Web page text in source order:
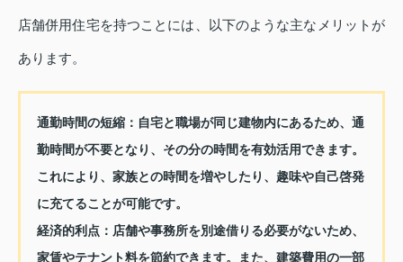
店舗併用住宅を持つことには、以下のような主なメリットが
あります。
通勤時間の短縮： 自宅と職場が同じ建物内にあるため、通
勤時間が不要となり、その分の時間を有効活用できます。
これにより、家族との時間を増やしたり、趣味や自己啓発
に充てることが可能です。
経済的利点： 店舗や事務所を別途借りる必要がないため、
家賃やテナント料を節約できます。また、建築費用の一部